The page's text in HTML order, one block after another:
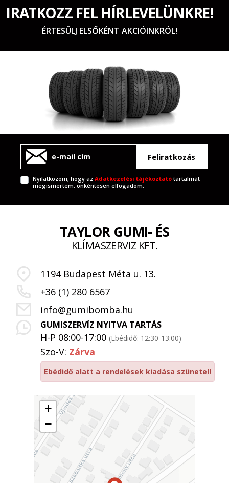
IRATKOZZ FEL HÍRLEVELÜNKRE!
ÉRTESÜLJ ELSŐKÉNT AKCIÓINKRÓL!
Feliratkozás
Nyilatkozom, hogy azAdatkezelési tájékoztató tartalmát
megismertem, önkéntesen elfogadom.
+
−
TAYLOR GUMI- ÉS
KLÍMASZERVIZ KFT.
1194 Budapest Méta u. 13.
+36 (1) 280 6567
info@gumibomba.hu
GUMISZERVÍZ NYITVA TARTÁS
H-P 08:00-17:00 (Ebédidő: 12:30-13:00)
Szo-V: Zárva
Ebédidő alatt a rendelések kiadása szünetel!